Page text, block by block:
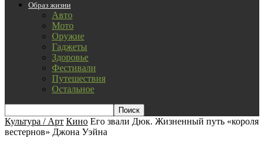
Образ жизни
Авто
Мото
Оружие
Гаджеты
Здоровье
Фестивали
Путешествия
Остальное
Культура / Арт Кино Его звали Дюк. Жизненный путь «короля
вестернов» Джона Уэйна